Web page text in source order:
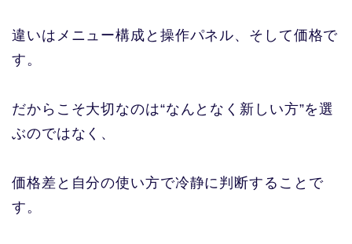
違いはメニュー構成と操作パネル、そして価格で
す。
だからこそ大切なのは“なんとなく新しい方”を選
ぶのではなく、
価格差と自分の使い方で冷静に判断することで
す。